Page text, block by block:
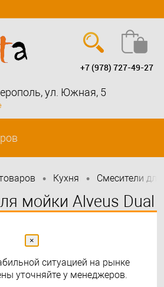
+7 (978) 727-49-27
ул. Южная, 5
• Кухня • Смесители для
мойки Alveus Dual
×
ситуацией на рынке
уточняйте у менеджеров.